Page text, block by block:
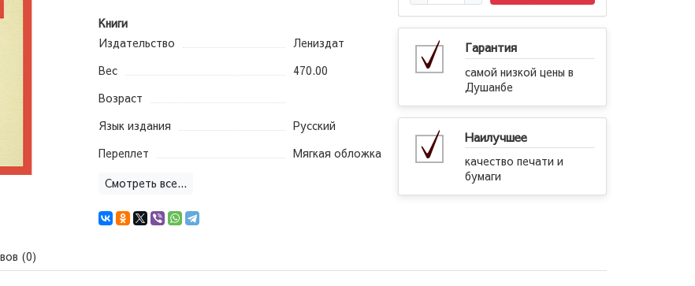
Гарантия
самой низкой цены в
Душанбе
Наилучшее
качество печати и
бумаги
Книги
Издательство
Лениздат
Вес
470.00
Возраст
Язык издания
Русский
Переплет
Мягкая обложка
Смотреть все...
(0)